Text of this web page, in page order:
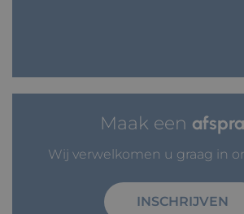
Maak een
Wij verwelkomen u graag in
INSCHRIJVEN